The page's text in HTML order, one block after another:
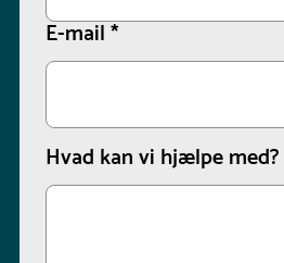
E-mail*
Hvad kan vi hjælpe med?